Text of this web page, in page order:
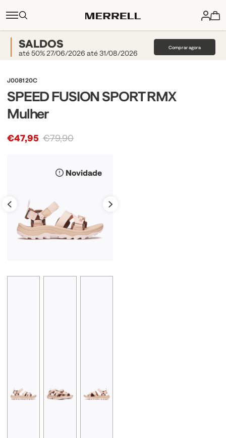
SALDOS
até 50% 27/06/2026 até 31/08/2026
Comprar agora
J008120C
SPEED FUSION SPORT RMX
Mulher
€47,95 €79,90
Novidade